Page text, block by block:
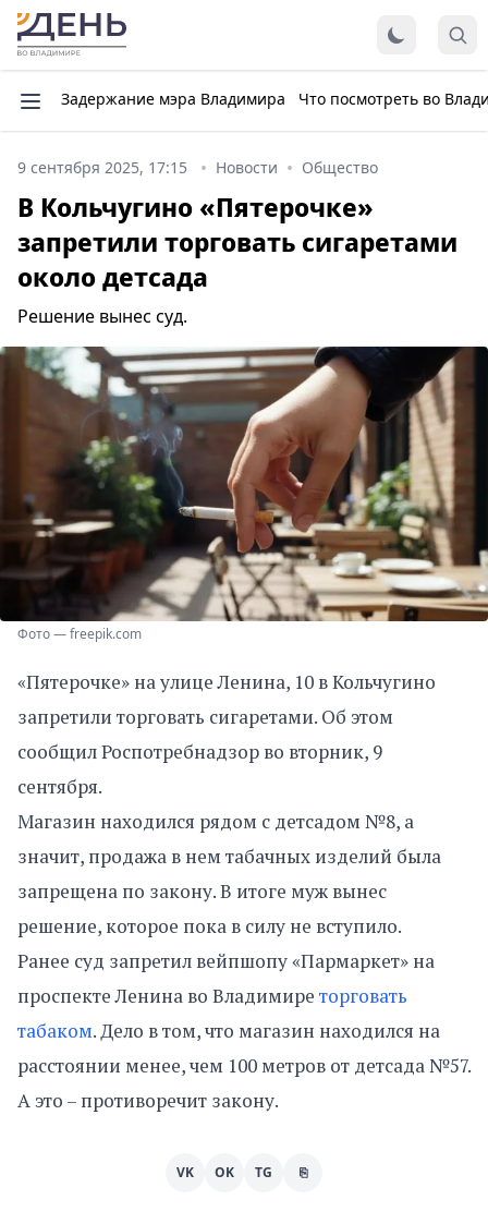
Задержание мэра Владимира Что посмотреть во
9 сентября 2025, 17:15 Новости Общество
В Кольчугино «Пятерочке»
запретили торговать сигаретами
около детсада
Решение вынес суд.
Фото — freepik.com
«Пятерочке» на улице Ленина, 10 в Кольчугино
запретили торговать сигаретами. Об этом
сообщил Роспотребнадзор во вторник, 9
сентября.
Магазин находился рядом с детсадом №8, а
значит, продажа в нем табачных изделий была
запрещена по закону. В итоге муж вынес
решение, которое пока в силу не вступило.
Ранее суд запретил вейпшопу «Пармаркет» на
проспекте Ленина во Владимире торговать
табаком. Дело в том, что магазин находился на
расстоянии менее, чем 100 метров от детсада №57.
А это – противоречит закону.
VK OK TG ⎘